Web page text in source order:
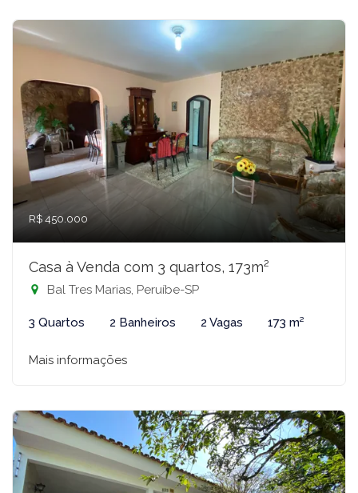
R$ 450.000
Casa à Venda com 3 quartos, 173m²
Bal Tres Marias, Peruíbe-SP
3 Quartos 2 Banheiros 2 Vagas 173 m²
Mais informações